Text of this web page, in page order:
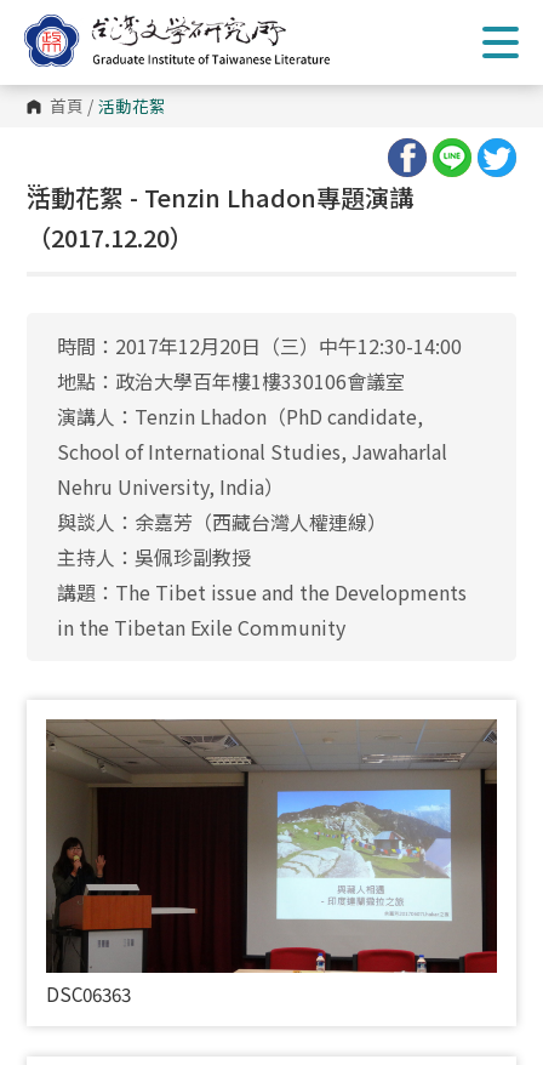
到
主
內
容 首頁 / 活動花絮
:::
活動花絮 - Tenzin Lhadon專題演講
（2017.12.20）
時間：2017年12月20日（三）中午12:30-14:00
地點：政治大學百年樓1樓330106會議室
演講人：Tenzin Lhadon（PhD candidate,
School of International Studies, Jawaharlal
Nehru University, India）
與談人：余嘉芳（西藏台灣人權連線）
主持人：吳佩珍副教授
講題：The Tibet issue and the Developments
in the Tibetan Exile Community
DSC06363